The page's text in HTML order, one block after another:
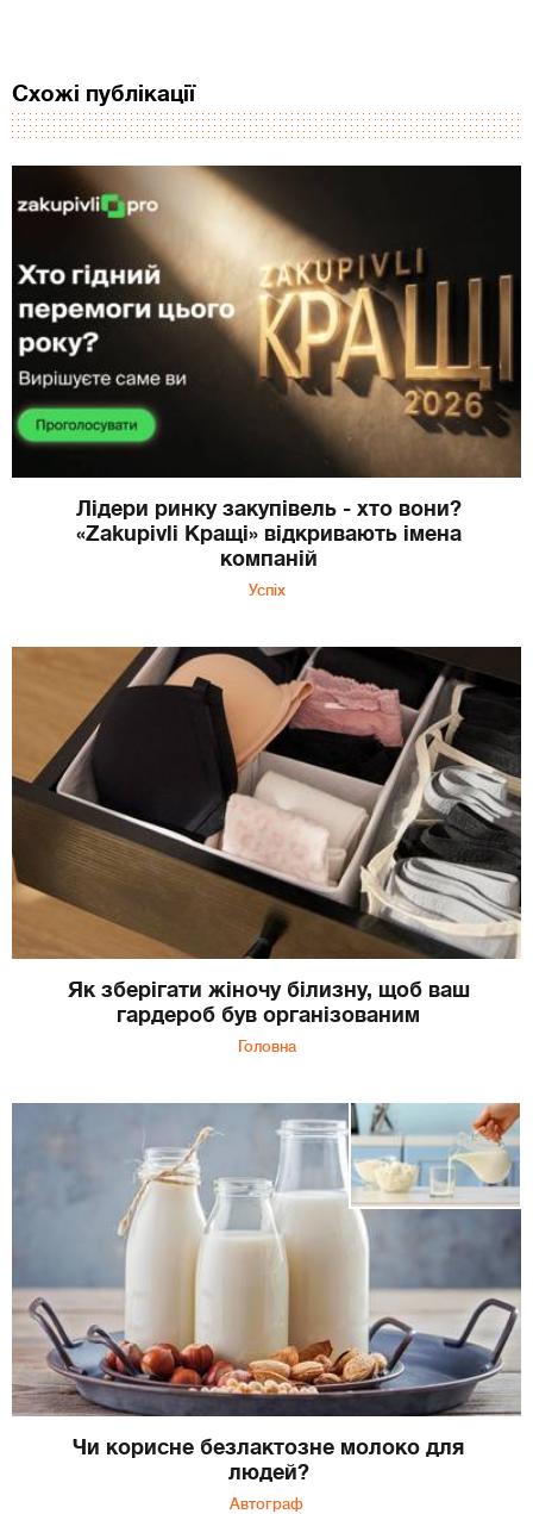
Схожі публікації
Лідери ринку закупівель - хто вони?
«Zakupivli Кращі» відкривають імена
компаній
Успіх
Як зберігати жіночу білизну, щоб ваш
гардероб був організованим
Головна
Чи корисне безлактозне молоко для
людей?
Автограф